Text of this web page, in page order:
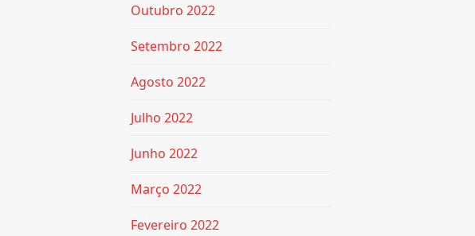
Outubro 2022
Setembro 2022
Agosto 2022
Julho 2022
Junho 2022
Março 2022
Fevereiro 2022